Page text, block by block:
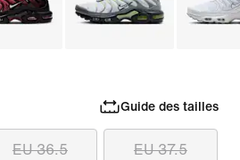
Guide des tailles
EU 36.5 EU 37.5